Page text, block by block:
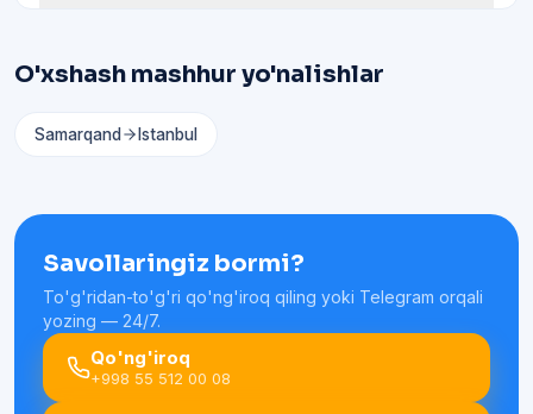
O'xshash mashhur yo'nalishlar
Samarqand Istanbul
Savollaringiz bormi?
To'g'ridan-to'g'ri qo'ng'iroq qiling yoki Telegram orqali
yozing — 24/7.
Qo'ng'iroq
+998 55 512 00 08